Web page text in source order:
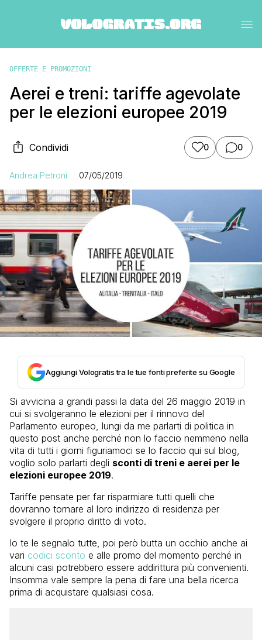
OFFERTE E PROMOZIONI
Aerei e treni: tariffe agevolate
per le elezioni europee 2019
Condividi 0 0
Andrea Petroni 07/05/2019
Aggiungi Vologratis tra le tue fonti preferite su Google
Si avvicina a grandi passi la data del 26 maggio 2019 in
cui si svolgeranno le elezioni per il rinnovo del
Parlamento europeo, lungi da me parlarti di politica in
questo post anche perché non lo faccio nemmeno nella
vita di tutti i giorni figuriamoci se lo faccio qui sul blog,
voglio solo parlarti degli sconti di treni e aerei per le
elezioni europee 2019.
Tariffe pensate per far risparmiare tutti quelli che
dovranno tornare al loro indirizzo di residenza per
svolgere il proprio diritto di voto.
Io te le segnalo tutte, poi però butta un occhio anche ai
vari codici sconto e alle promo del momento perché in
alcuni casi potrebbero essere addirittura più convenienti.
Insomma vale sempre la pena di fare una bella ricerca
prima di acquistare qualsiasi cosa.